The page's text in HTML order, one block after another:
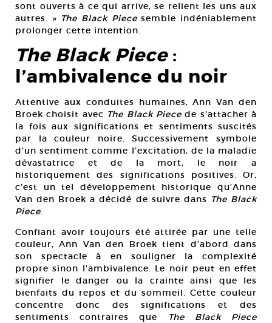
sont ouverts à ce qui arrive, se relient les uns aux
autres. » The Black Piecesemble indéniablement
prolonger cette intention.
The Black Piece :
l’ambivalence du noir
Attentive aux conduites humaines, Ann Van den
Broek choisit avec The Black Piecede s’attacher à
la fois aux significations et sentiments suscités
par la couleur noire. Successivement symbole
d’un sentiment comme l’excitation, de la maladie
dévastatrice et de la mort, le noir a
historiquement des significations positives. Or,
c’est un tel développement historique qu’Anne
Van den Broek a décidé de suivre dans The Black
Piece.
Confiant avoir toujours été attirée par une telle
couleur, Ann Van den Broek tient d’abord dans
son spectacle à en souligner la complexité
propre sinon l’ambivalence. Le noir peut en effet
signifier le danger ou la crainte ainsi que les
bienfaits du repos et du sommeil. Cette couleur
concentre donc des significations et des
sentiments contraires que
The Black Piece